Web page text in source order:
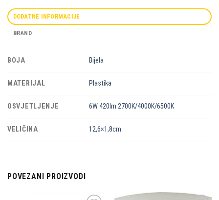
DODATNE INFORMACIJE
BRAND
BOJA Bijela
MATERIJAL Plastika
OSVJETLJENJE 6W 420lm 2700K/4000K/6500K
VELIČINA 12,6×1,8cm
POVEZANI PROIZVODI